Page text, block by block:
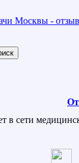
Москвы -
в сети